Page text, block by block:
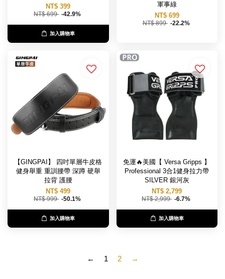
NT$ 399
NT$ 699 -42.9%
加入購物車
軍事綠
NT$ 699
NT$ 899 -22.2%
【GINGPAI】 四吋單層牛皮格
健身舉重 重訓腰帶 深蹲 硬舉
拉背 護腰
NT$ 499
NT$ 999 -50.1%
加入購物車
免運🔥美國【 Versa Gripps 】
Professional 3合1健身拉力帶
SILVER 銀河灰
NT$ 2,799
NT$ 2,999 -6.7%
加入購物車
← 1 2 →